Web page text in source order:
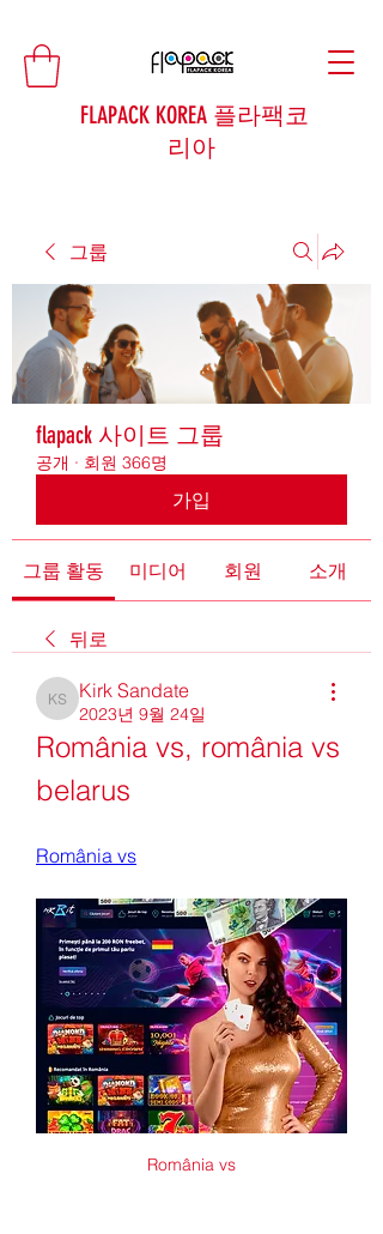
FLAPACK KOREA 플라팩코
리아
그룹
flapack 사이트 그룹
공개 · 회원 366명
가입
그룹 활동 미디어 회원 소개
뒤로
Kirk Sandate
Kirk Sandate
2023년 9월 24일
România vs, românia vs
belarus
România vs
România vs